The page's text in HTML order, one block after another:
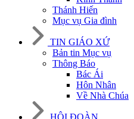
Thánh Hiến
Mục vụ Gia đình
TIN GIÁO XỨ
Bản tin Mục vụ
Thông Báo
Bác Ái
Hôn Nhân
Về Nhà Chúa
HỘI ĐOÀN